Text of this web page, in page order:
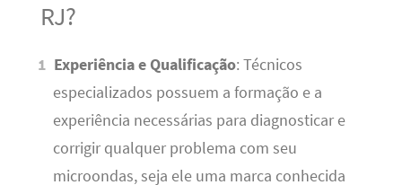
RJ?
Experiência e Qualificação: Técnicos
especializados possuem a formação e a
experiência necessárias para diagnosticar e
corrigir qualquer problema com seu
microondas, seja ele uma marca conhecida